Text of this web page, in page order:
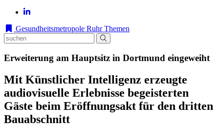
Gesundheitsmetropole Ruhr Themen
Erweiterung am Hauptsitz in Dortmund eingeweiht
Mit Künstlicher Intelligenz erzeugte
audiovisuelle Erlebnisse begeisterten
Gäste beim Eröffnungsakt für den dritten
Bauabschnitt